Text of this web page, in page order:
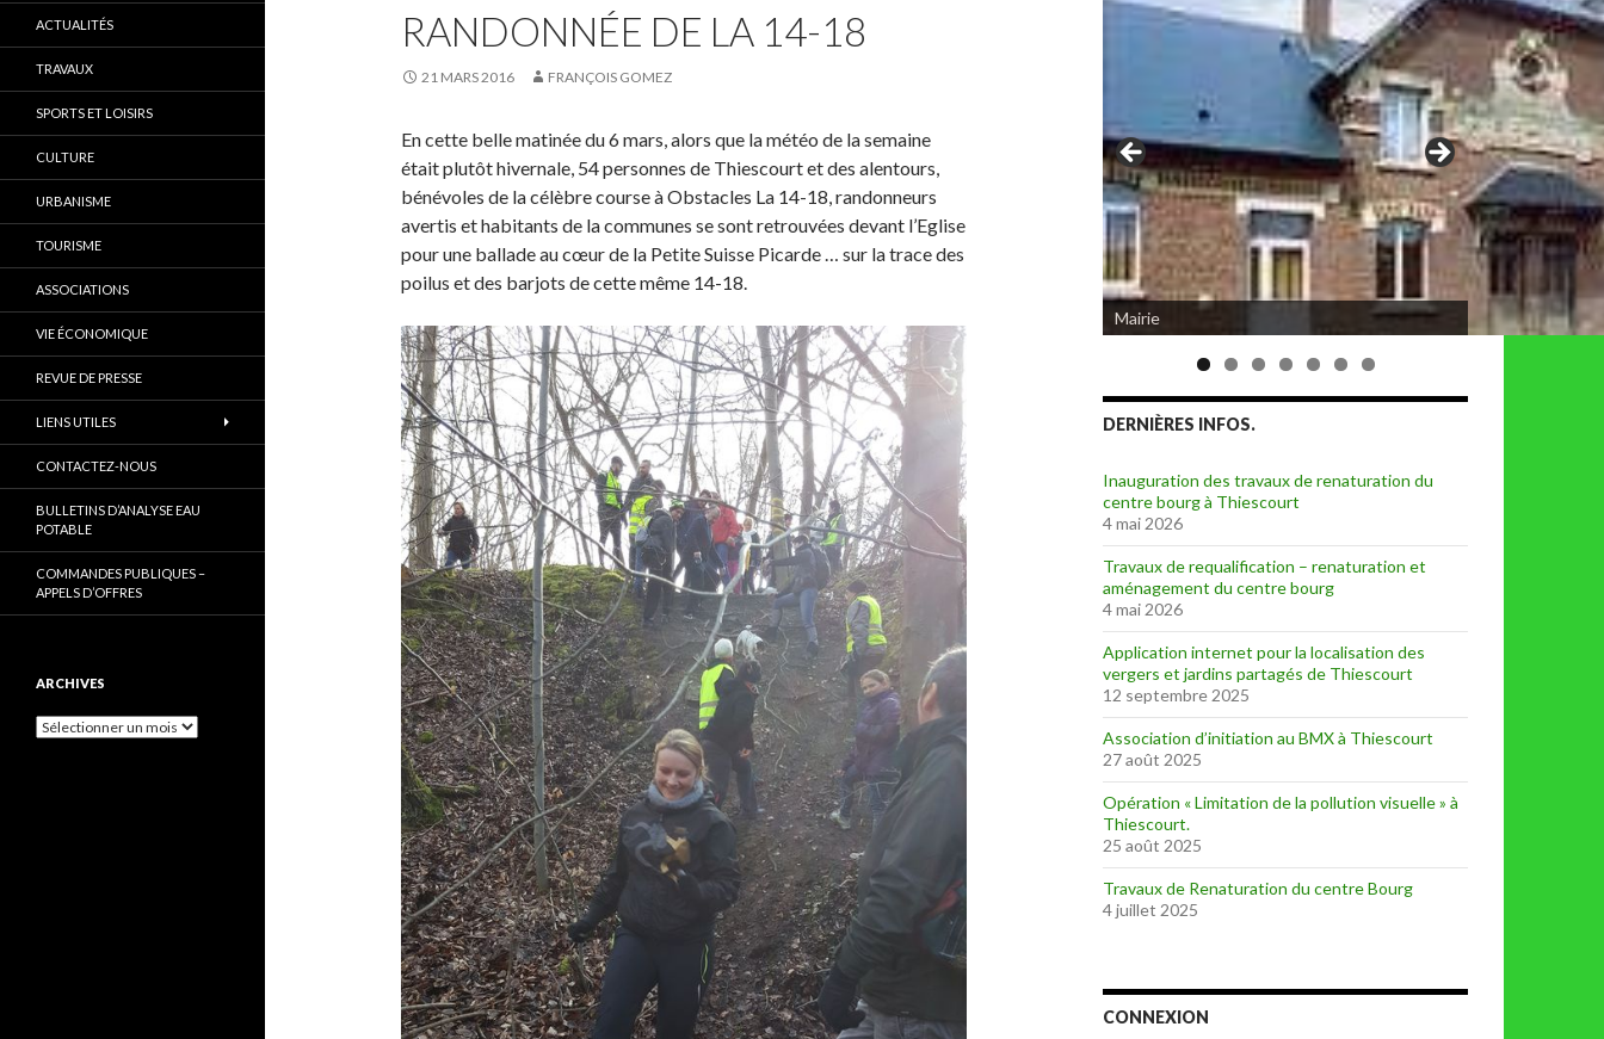
RANDONNÉE DE LA 14-18
21 MARS 2016 FRANÇOIS GOMEZ
En cette belle matinée du 6 mars, alors que la météo de la semaine
était plutôt hivernale, 54 personnes de Thiescourt et des alentours,
bénévoles de la célèbre course à Obstacles La 14-18, randonneurs
avertis et habitants de la communes se sont retrouvées devant l’Eglise
pour une ballade au cœur de la Petite Suisse Picarde … sur la trace des
poilus et des barjots de cette même 14-18.
Eglise de Thiescourt détruite durant la
grande guerre
DERNIÈRES INFOS.
Inauguration des travaux de renaturation du
centre bourg à Thiescourt
4 mai 2026
Travaux de requalification – renaturation et
aménagement du centre bourg
4 mai 2026
Application internet pour la localisation des
vergers et jardins partagés de Thiescourt
12 septembre 2025
Association d’initiation au BMX à Thiescourt
27 août 2025
Opération « Limitation de la pollution visuelle » à
Thiescourt.
25 août 2025
Travaux de Renaturation du centre Bourg
4 juillet 2025
CONNEXION
ACTUALITÉS
TRAVAUX
SPORTS ET LOISIRS
CULTURE
URBANISME
TOURISME
ASSOCIATIONS
VIE ÉCONOMIQUE
REVUE DE PRESSE
LIENS UTILES
CONTACTEZ-NOUS
BULLETINS D’ANALYSE EAU
POTABLE
COMMANDES PUBLIQUES –
APPELS D’OFFRES
ARCHIVES
Archives